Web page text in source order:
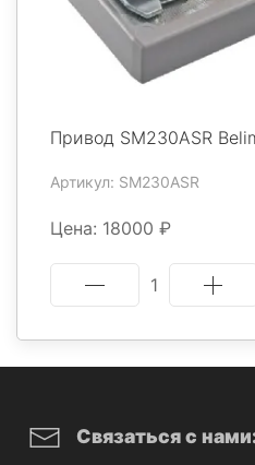
Привод SM230ASR
Артикул: SM230ASR
Цена: 18000 ₽
1
Связаться с